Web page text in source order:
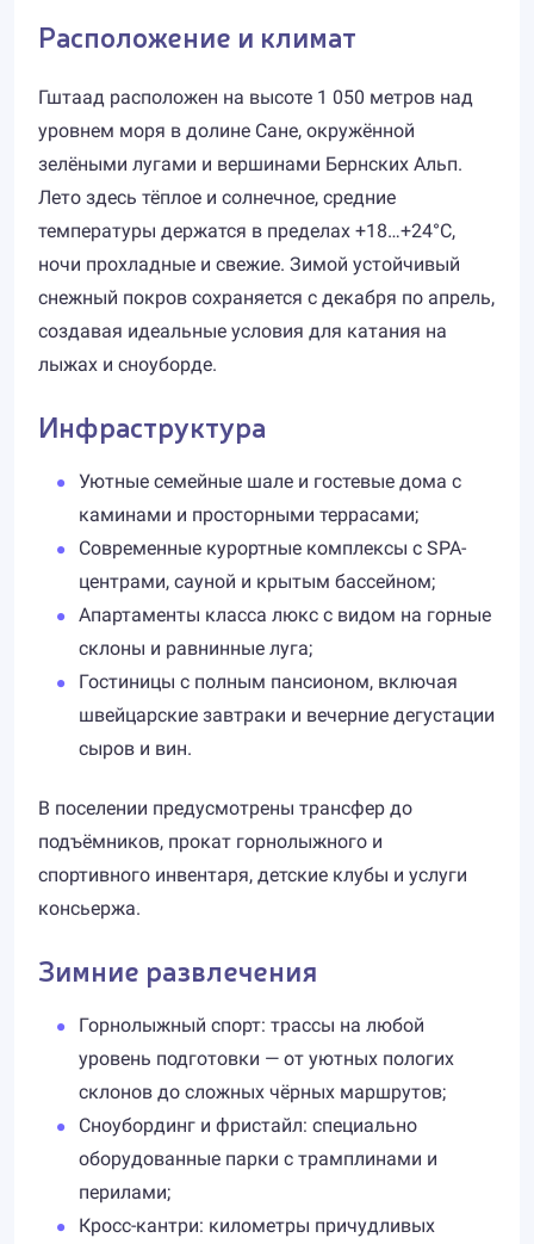
Расположение и климат
Гштаад расположен на высоте 1 050 метров над
уровнем моря в долине Сане, окружённой
зелёными лугами и вершинами Бернских Альп.
Лето здесь тёплое и солнечное, средние
температуры держатся в пределах +18…+24°C,
ночи прохладные и свежие. Зимой устойчивый
снежный покров сохраняется с декабря по апрель,
создавая идеальные условия для катания на
лыжах и сноуборде.
Инфраструктура
Уютные семейные шале и гостевые дома с
каминами и просторными террасами;
Современные курортные комплексы с SPA-
центрами, сауной и крытым бассейном;
Апартаменты класса люкс с видом на горные
склоны и равнинные луга;
Гостиницы с полным пансионом, включая
швейцарские завтраки и вечерние дегустации
сыров и вин.
В поселении предусмотрены трансфер до
подъёмников, прокат горнолыжного и
спортивного инвентаря, детские клубы и услуги
консьержа.
Зимние развлечения
Горнолыжный спорт: трассы на любой
уровень подготовки — от уютных пологих
склонов до сложных чёрных маршрутов;
Сноубординг и фристайл: специально
оборудованные парки с трамплинами и
перилами;
Кросс-кантри: километры причудливых